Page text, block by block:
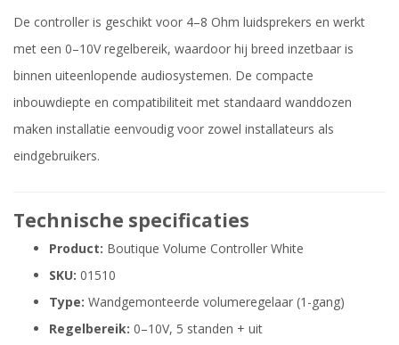
De controller is geschikt voor 4–8 Ohm luidsprekers en werkt
met een 0–10V regelbereik, waardoor hij breed inzetbaar is
binnen uiteenlopende audiosystemen. De compacte
inbouwdiepte en compatibiliteit met standaard wanddozen
maken installatie eenvoudig voor zowel installateurs als
eindgebruikers.
Technische specificaties
Product: Boutique Volume Controller White
SKU: 01510
Type: Wandgemonteerde volumeregelaar (1-gang)
Regelbereik: 0–10V, 5 standen + uit